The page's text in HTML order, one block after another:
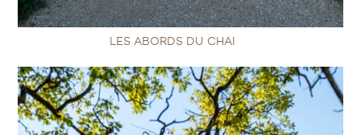
LES ABORDS DU CHAI